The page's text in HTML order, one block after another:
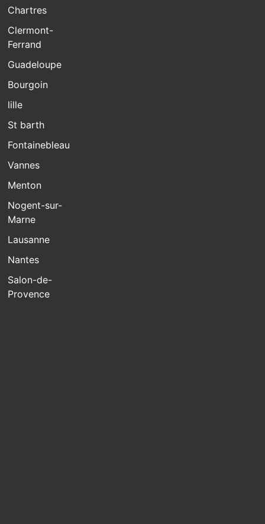
Chartres
Clermont-
Ferrand
Guadeloupe
Bourgoin
lille
St barth
Fontainebleau
Vannes
Menton
Nogent-sur-
Marne
Lausanne
Nantes
Salon-de-
Provence